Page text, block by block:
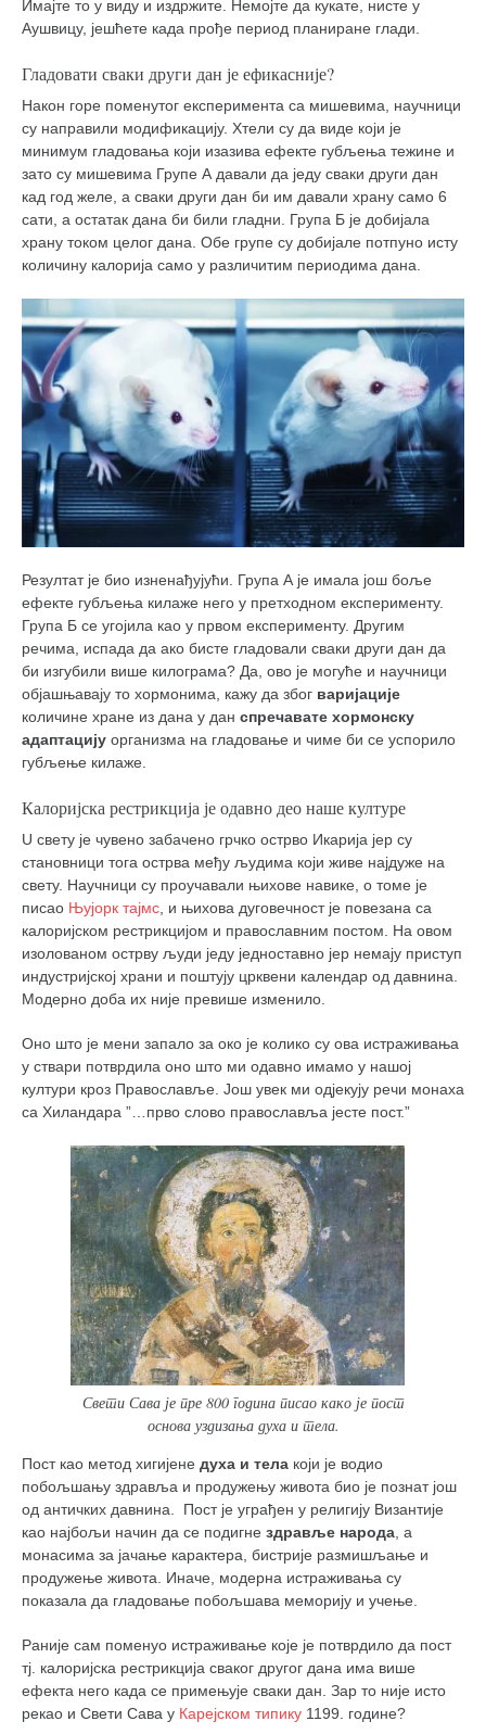
Имајте то у виду и издржите. Немојте да кукате, нисте у
Аушвицу, јешћете када прође период планиране глади.
Гладовати сваки други дан је ефикасније?
Након горе поменутог експеримента са мишевима, научници
су направили модификацију. Хтели су да виде који је
минимум гладовања који изазива ефекте губљења тежине и
зато су мишевима Групе А давали да једу сваки други дан
кад год желе, а сваки други дан би им давали храну само 6
сати, а остатак дана би били гладни. Група Б је добијала
храну током целог дана. Обе групе су добијале потпуно исту
количину калорија само у различитим периодима дана.
Резултат је био изненађујући. Група А је имала још боље
ефекте губљења килаже него у претходном експерименту.
Група Б се угојила као у првом експерименту. Другим
речима, испада да ако бисте гладовали сваки други дан да
би изгубили више килограма? Да, ово је могуће и научници
објашњавају то хормонима, кажу да због варијације
количине хране из дана у дан спречавате хормонску
адаптацију организма на гладовање и чиме би се успорило
губљење килаже.
Калоријска рестрикција је одавно део наше културе
U свету је чувено забачено грчко острво Икарија јер су
становници тога острва међу људима који живе најдуже на
свету. Научници су проучавали њихове навике, о томе је
писао Њујорк тајмс , и њихова дуговечност је повезана са
калоријском рестрикцијом и православним постом. На овом
изолованом острву људи једу једноставно јер немају приступ
индустријској храни и поштују црквени календар од давнина.
Модерно доба их није превише изменило.
Оно што је мени запало за око је колико су ова истраживања
у ствари потврдила оно што ми одавно имамо у нашој
култури кроз Православље. Још увек ми одјекују речи монаха
са Хиландара ”…прво слово православља јесте пост.”
Свети Сава је пре 800 година писао како је пост
основа уздизања духа и тела.
Пост као метод хигијене духа и тела који је водио
побољшању здравља и продужењу живота био је познат још
од античких давнина. Пост је уграђен у религију Византије
као најбољи начин да се подигне здравље народа , а
монасима за јачање карактера, бистрије размишљање и
продужење живота. Иначе, модерна истраживања су
показала да гладовање побољшава меморију и учење.
Раније сам поменуо истраживање које је потврдило да пост
тј. калоријска рестрикција сваког другог дана има више
ефекта него када се примењује сваки дан. Зар то није исто
рекао и Свети Сава у Карејском типику 1199. године?